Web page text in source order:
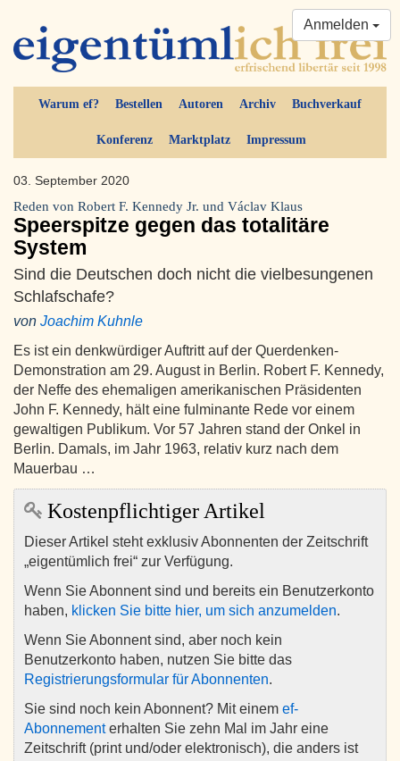
Warum ef? Bestellen Autoren Archiv Buchverkauf
Konferenz Marktplatz Impressum
Anmelden
03. September 2020
Reden von Robert F. Kennedy Jr. und Václav Klaus
Speerspitze gegen das totalitäre
System
Sind die Deutschen doch nicht die vielbesungenen
Schlafschafe?
von Joachim Kuhnle
Es ist ein denkwürdiger Auftritt auf der Querdenken-
Demonstration am 29. August in Berlin. Robert F. Kennedy,
der Neffe des ehemaligen amerikanischen Präsidenten
John F. Kennedy, hält eine fulminante Rede vor einem
gewaltigen Publikum. Vor 57 Jahren stand der Onkel in
Berlin. Damals, im Jahr 1963, relativ kurz nach dem
Mauerbau …
Kostenpflichtiger Artikel
Dieser Artikel steht exklusiv Abonnenten der Zeitschrift
„eigentümlich frei“ zur Verfügung.
Wenn Sie Abonnent sind und bereits ein Benutzerkonto
haben, klicken Sie bitte hier, um sich anzumelden.
Wenn Sie Abonnent sind, aber noch kein
Benutzerkonto haben, nutzen Sie bitte das
Registrierungsformular für Abonnenten.
Sie sind noch kein Abonnent? Mit einem ef-
Abonnementerhalten Sie zehn Mal im Jahr eine
Zeitschrift (print und/oder elektronisch), die anders ist